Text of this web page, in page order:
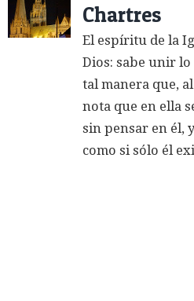
Chartres
El espíritu de la
Dios: sabe unir
tal manera que,
nota que en ella
sin pensar en él,
como si sólo él